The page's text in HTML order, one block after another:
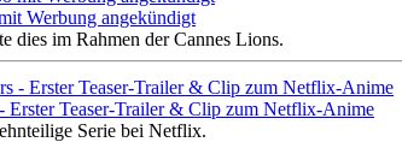
Werbung angekündigt
dies im Rahmen der Cannes Lions.
Erster Teaser-Trailer & Clip zum Netflix-Anime
Serie bei Netflix.